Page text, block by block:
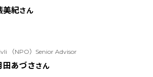
美紀さん
（NPO）Senior Advisor
田あづささん